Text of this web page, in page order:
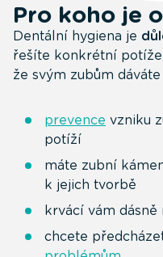
Pro koho je
Dentální hygiena je
řešíte konkrétní
že svým zubům
prevence vzniku
potíží
máte zubní
k jejich tvorbě
krvácí vám
chcete